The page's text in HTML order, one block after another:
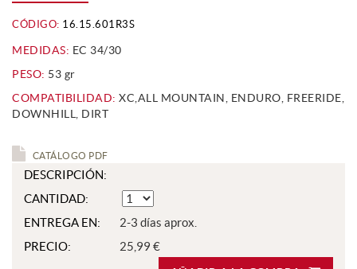
CÓDIGO: 16.15.601R3S
MEDIDAS: EC 34/30
PESO: 53 gr
COMPATIBILIDAD: XC,ALL MOUNTAIN, ENDURO, FREERIDE,
DOWNHILL, DIRT
CATÁLOGO PDF
DESCRIPCIÓN:
CANTIDAD:
ENTREGA EN:
2-3 días aprox.
PRECIO:
25,99 €